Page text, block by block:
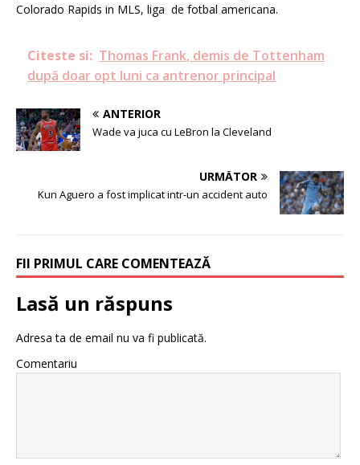
Colorado Rapids in MLS, liga de fotbal americana.
Citeste si: Thomas Frank, demis de Tottenham
după doar opt luni ca antrenor principal
ANTERIOR
Wade va juca cu LeBron la Cleveland
URMĂTOR
Kun Aguero a fost implicat intr-un accident auto
FII PRIMUL CARE COMENTEAZĂ
Lasă un răspuns
Adresa ta de email nu va fi publicată.
Comentariu